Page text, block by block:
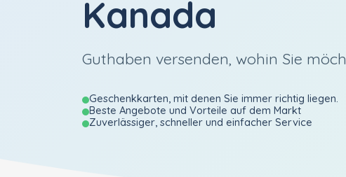
Kanada
Guthaben versenden, wohin Sie
Geschenkkarten, mit denen Sie immer richtig liegen.
Beste Angebote und Vorteile auf dem Markt
Zuverlässiger, schneller und einfacher Service